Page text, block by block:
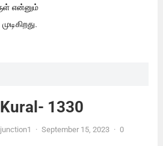
என்னும்
1330
· September 15, 2023 · 0